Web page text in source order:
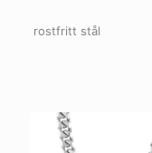
rostfritt stål